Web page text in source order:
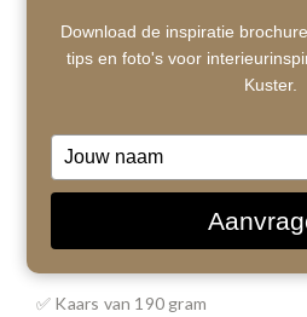
Stukprijs: €54,00 /
✅ Kaars van 190 gram
Download de inspiratie
tips en foto's voor
Kuster.
Type
your
name